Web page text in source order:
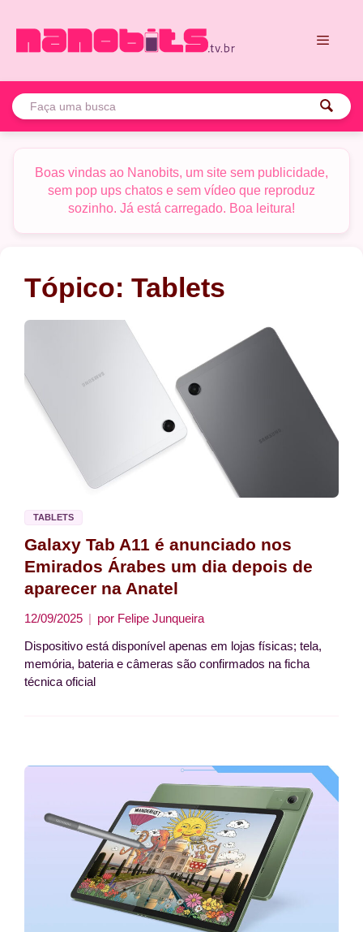
para
Boas vindas ao Nanobits, um site sem publicidade,
sem pop ups chatos e sem vídeo que reproduz
sozinho. Já está carregado. Boa leitura!
Tópico: Tablets
TABLETS
Galaxy Tab A11 é anunciado nos
Emirados Árabes um dia depois de
aparecer na Anatel
12/09/2025 por Felipe Junqueira
Dispositivo está disponível apenas em lojas físicas; tela,
memória, bateria e câmeras são confirmados na ficha
técnica oficial